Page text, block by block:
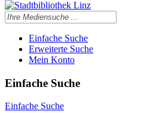
Einfache Suche
Erweiterte Suche
Mein Konto
Einfache Suche
Einfache Suche